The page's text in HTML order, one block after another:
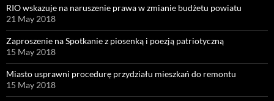
RIO wskazuje na naruszenie prawa w zmianie budżetu powiatu
21 May 2018
Zaproszenie na Spotkanie z piosenką i poezją patriotyczną
15 May 2018
Miasto usprawni procedurę przydziału mieszkań do remontu
15 May 2018